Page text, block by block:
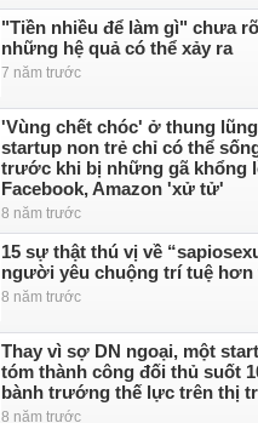
"Tiền nhiều để làm gì" chưa
những hệ quả có thể xảy ra
7 năm trước
'Vùng chết chóc' ở thung
startup non trẻ chỉ có thể
trước khi bị những gã khổng
Facebook, Amazon 'xử tử'
8 năm trước
15 sự thật thú vị về
người yêu chuộng trí tuệ hơn
8 năm trước
Thay vì sợ DN ngoại, một
tóm thành công đối thủ suốt
bành trướng thế lực trên thị
8 năm trước